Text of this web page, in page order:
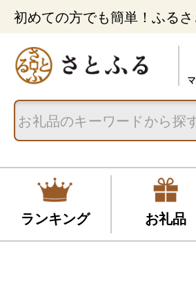
初めての方でも簡単！ふるさ
ランキング お礼品